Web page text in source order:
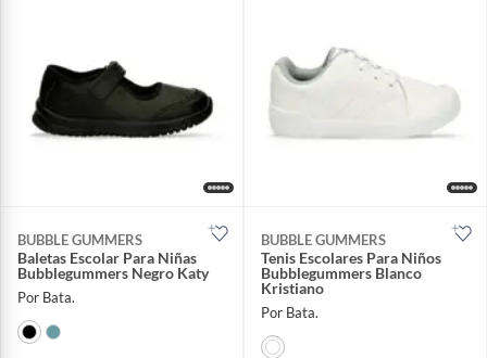
BUBBLE GUMMERS
Baletas Escolar Para Niñas
Bubblegummers Negro Katy
Por Bata.
BUBBLE GUMMERS
Tenis Escolares Para Niños
Bubblegummers Blanco
Kristiano
Por Bata.